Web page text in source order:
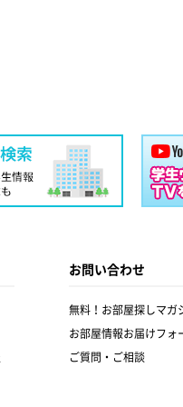
お問い合わせ
無料！お部屋探しマガ
お部屋情報お届けフォ
ご質問・ご相談